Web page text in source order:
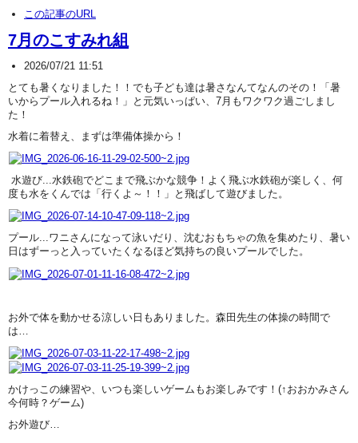
この記事のURL
7月のこすみれ組
2026/07/21 11:51
とても暑くなりました！！でも子ども達は暑さなんてなんのその！「暑
いからプール入れるね！」と元気いっぱい、7月もワクワク過ごしまし
た！
水着に着替え、まずは準備体操から！
水遊び...水鉄砲でどこまで飛ぶかな競争！よく飛ぶ水鉄砲が楽しく、何
度も水をくんでは「行くよ～！！」と飛ばして遊びました。
プール...ワニさんになって泳いだり、沈むおもちゃの魚を集めたり、暑い
日はずーっと入っていたくなるほど気持ちの良いプールでした。
お外で体を動かせる涼しい日もありました。森田先生の体操の時間で
は…
かけっこの練習や、いつも楽しいゲームもお楽しみです！(↑おおかみさん
今何時？ゲーム)
お外遊び…